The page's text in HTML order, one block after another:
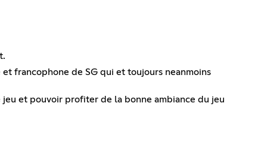
francophone de SG qui et toujours neanmoins
et pouvoir profiter de la bonne ambiance du jeu